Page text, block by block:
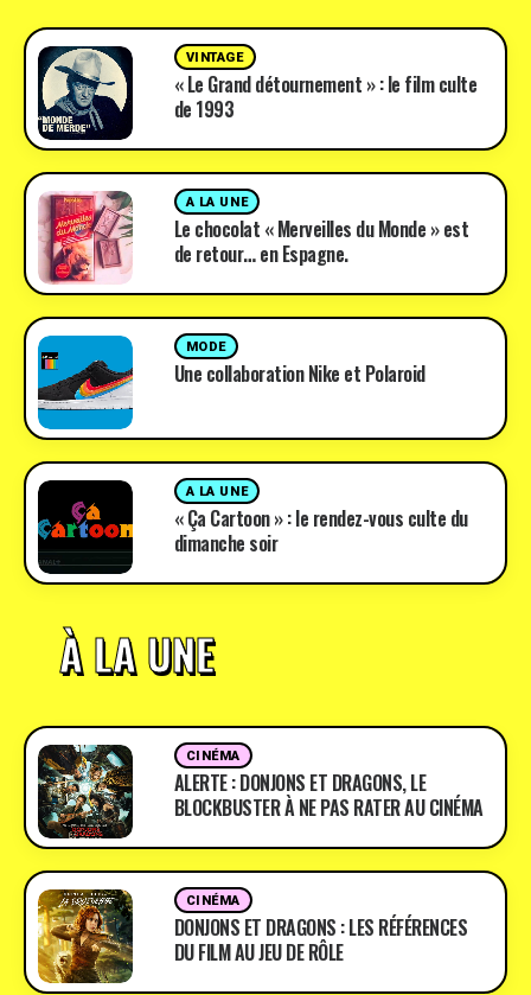
VINTAGE
« Le Grand détournement » : le film culte
de 1993
A LA UNE
Le chocolat « Merveilles du Monde » est
de retour… en Espagne.
MODE
Une collaboration Nike et Polaroid
A LA UNE
« Ça Cartoon » : le rendez-vous culte du
dimanche soir
À LA UNE
CINÉMA
ALERTE : DONJONS ET DRAGONS, LE
BLOCKBUSTER À NE PAS RATER AU CINÉMA
CINÉMA
DONJONS ET DRAGONS : LES RÉFÉRENCES
DU FILM AU JEU DE RÔLE